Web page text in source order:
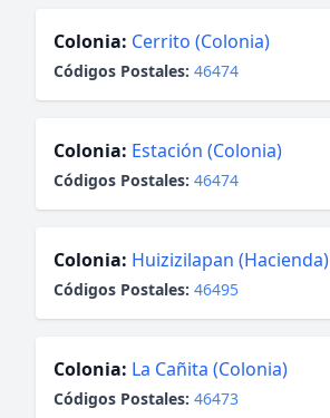
Colonia: Cerrito (Colonia)
Códigos Postales: 46474
Colonia: Estación (Colonia)
Códigos Postales: 46474
Colonia: Huizizilapan (Hacienda)
Códigos Postales: 46495
Colonia: La Cañita (Colonia)
Códigos Postales: 46473